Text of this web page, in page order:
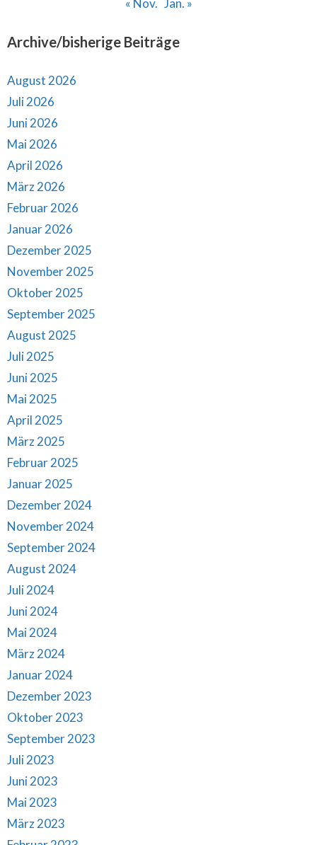
« Nov. Jan. »
Archive/bisherige Beiträge
August 2026
Juli 2026
Juni 2026
Mai 2026
April 2026
März 2026
Februar 2026
Januar 2026
Dezember 2025
November 2025
Oktober 2025
September 2025
August 2025
Juli 2025
Juni 2025
Mai 2025
April 2025
März 2025
Februar 2025
Januar 2025
Dezember 2024
November 2024
September 2024
August 2024
Juli 2024
Juni 2024
Mai 2024
März 2024
Januar 2024
Dezember 2023
Oktober 2023
September 2023
Juli 2023
Juni 2023
Mai 2023
März 2023